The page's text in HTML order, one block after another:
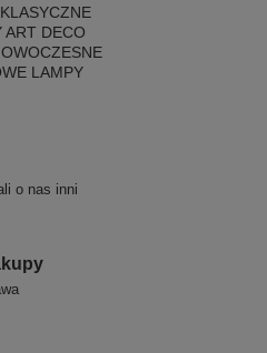
ART DECO
LAMPY
o nas inni